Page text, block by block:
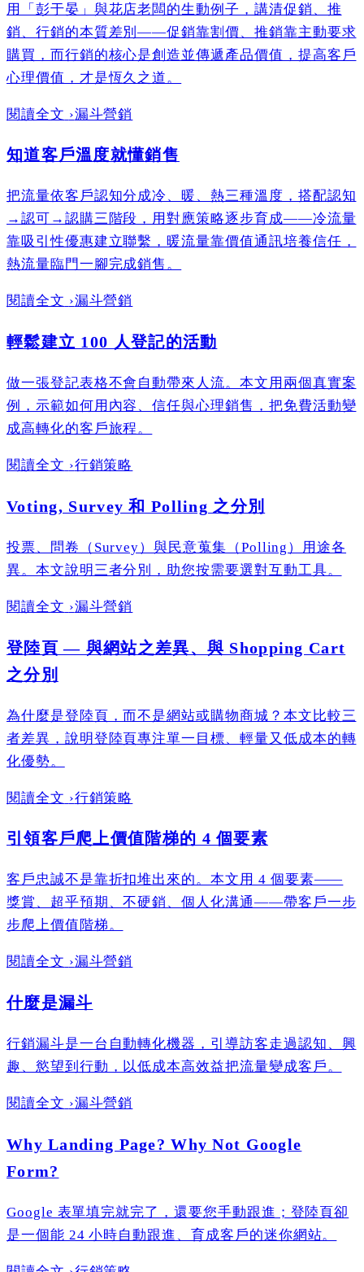
用「彭于晏」與花店老闆的生動例子，講清促銷、推
銷、行銷的本質差別——促銷靠割價、推銷靠主動要求
購買，而行銷的核心是創造並傳遞產品價值，提高客戶
心理價值，才是恆久之道。
閱讀全文 ›漏斗營銷
知道客戶溫度就懂銷售
把流量依客戶認知分成冷、暖、熱三種溫度，搭配認知
→認可→認購三階段，用對應策略逐步育成——冷流量
靠吸引性優惠建立聯繫，暖流量靠價值通訊培養信任，
熱流量臨門一腳完成銷售。
閱讀全文 ›漏斗營銷
輕鬆建立 100 人登記的活動
做一張登記表格不會自動帶來人流。本文用兩個真實案
例，示範如何用內容、信任與心理銷售，把免費活動變
成高轉化的客戶旅程。
閱讀全文 ›行銷策略
Voting, Survey 和 Polling 之分別
投票、問卷（Survey）與民意蒐集（Polling）用途各
異。本文說明三者分別，助您按需要選對互動工具。
閱讀全文 ›漏斗營銷
登陸頁 — 與網站之差異、與 Shopping Cart
之分別
為什麼是登陸頁，而不是網站或購物商城？本文比較三
者差異，說明登陸頁專注單一目標、輕量又低成本的轉
化優勢。
閱讀全文 ›行銷策略
引領客戶爬上價值階梯的 4 個要素
客戶忠誠不是靠折扣堆出來的。本文用 4 個要素——
獎賞、超乎預期、不硬銷、個人化溝通——帶客戶一步
步爬上價值階梯。
閱讀全文 ›漏斗營銷
什麼是漏斗
行銷漏斗是一台自動轉化機器，引導訪客走過認知、興
趣、慾望到行動，以低成本高效益把流量變成客戶。
閱讀全文 ›漏斗營銷
Why Landing Page? Why Not Google
Form?
Google 表單填完就完了，還要您手動跟進；登陸頁卻
是一個能 24 小時自動跟進、育成客戶的迷你網站。